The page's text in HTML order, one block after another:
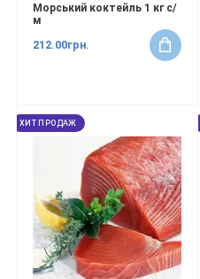
Морський коктейль 1 кг с/
м
212.00грн.
ХИТ ПРОДАЖ